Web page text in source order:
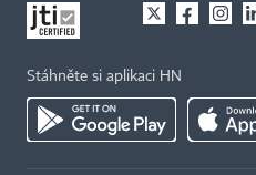
Stáhněte si aplikaci HN